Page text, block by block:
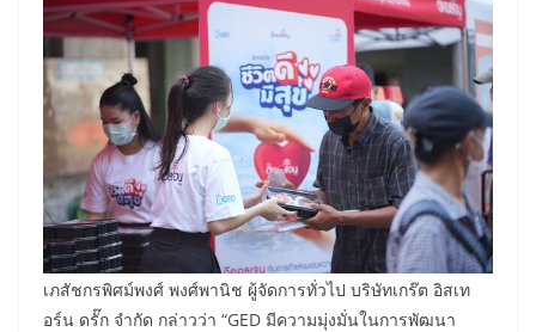
เภสัชกรพิศม์พงศ์ พงศ์พานิช ผู้จัดการทั่วไป บริษัทเกร๊ต อิสเท
อร์น ดรั๊ก จำกัด กล่าวว่า “GED มีความมุ่งมั่นในการพัฒนา